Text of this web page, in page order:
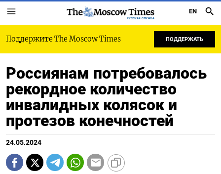
РУССКАЯ СЛУЖБА
EN
Поддержите The Moscow Times ПОДДЕРЖАТЬ
Россиянам потребовалось
рекордное количество
инвалидных колясок и
протезов конечностей
24.05.2024